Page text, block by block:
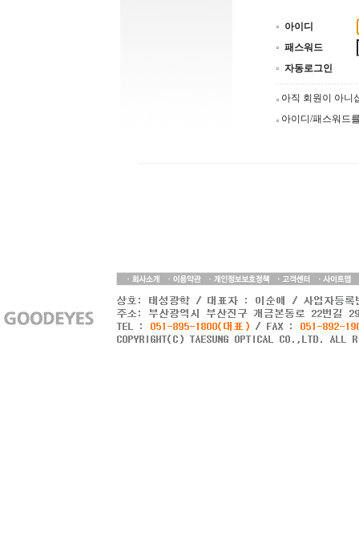
아이디
패스워드
자동로그인
아직 회원이 아
아이디/패스워드